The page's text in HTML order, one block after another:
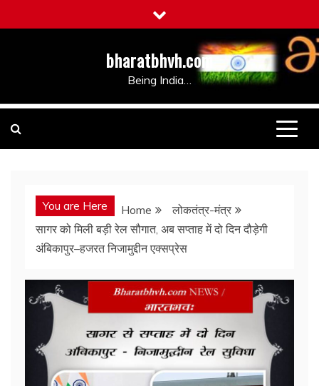
to
bharatbhvh.com
Being India…
You are Here Home
लोकतंत्र-मंत्र
सागर को मिली बड़ी रेल सौगात, अब सप्ताह में दो दिन दौड़ेगी
अंबिकापुर–हजरत निजामुद्दीन एक्सप्रेस